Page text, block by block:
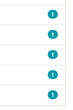
1
1
1
1
1